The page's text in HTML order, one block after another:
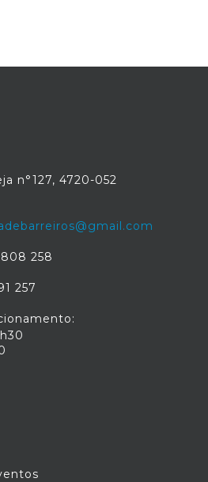
n°127, 4720-052
258
257